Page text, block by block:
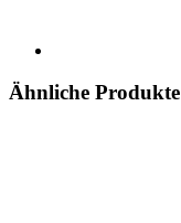
Ähnliche Produkte